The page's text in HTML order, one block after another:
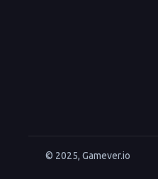
© 2025, Gamever.io